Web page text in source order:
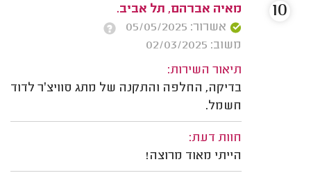
מאיה אברהם, תל אביב.
אשרור: 05/05/2025
משוב: 02/03/2025
תיאור השירות:
בדיקה, החלפה והתקנה של מתג סוויצ׳ר לדוד
חשמל.
חוות דעת:
הייתי מאוד מרוצה!
10